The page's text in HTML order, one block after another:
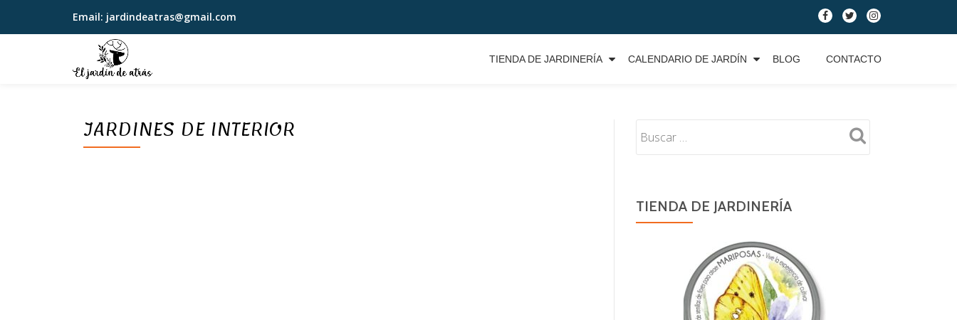
Saltar
Email: jardindeatras@gmail.com
fa-
facebook
fa-
twitter
fa-
instagram
TIENDA DE JARDINERÍA CALENDARIO DE JARDÍN BLOG CONTACTO
JARDINES DE INTERIOR
TIENDA DE JARDINERÍA